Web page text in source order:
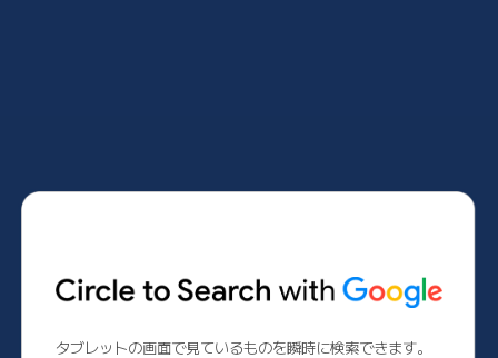
タブレットの画面で見ているものを瞬時に検索できます。